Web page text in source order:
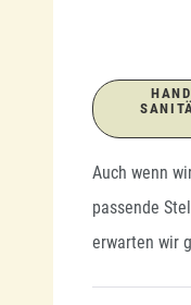
Auch wenn
passende
erwarten wir